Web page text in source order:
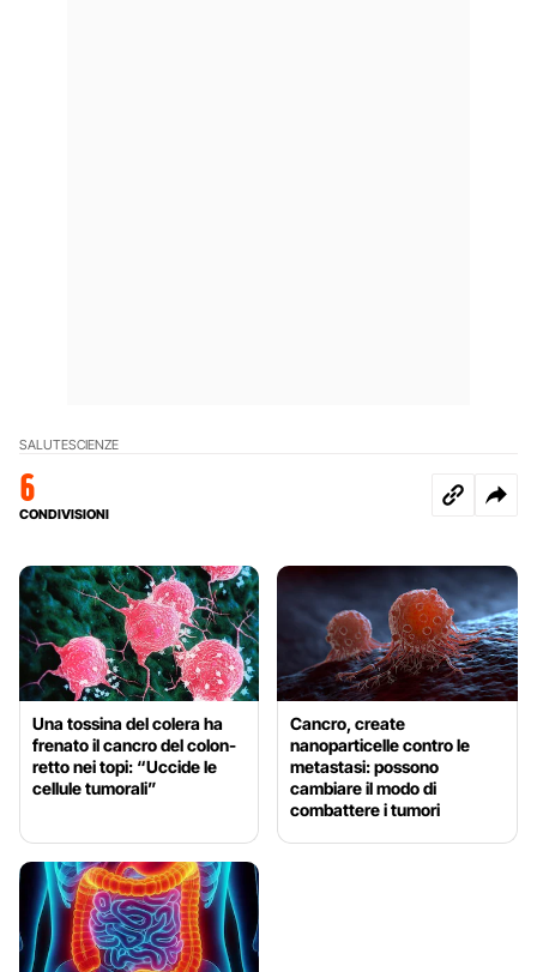
SALUTESCIENZE
6
CONDIVISIONI
Una tossina del colera ha
frenato il cancro del colon-
retto nei topi: “Uccide le
cellule tumorali”
Cancro, create
nanoparticelle contro le
metastasi: possono
cambiare il modo di
combattere i tumori